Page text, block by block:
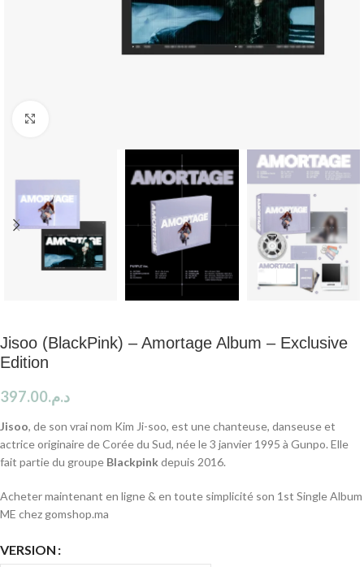
Jisoo (BlackPink) – Amortage Album – Exclusive
Edition
د.م.397.00
Jisoo, de son vrai nom Kim Ji-soo, est une chanteuse, danseuse et
actrice originaire de Corée du Sud, née le 3 janvier 1995 à Gunpo. Elle
fait partie du groupe Blackpinkdepuis 2016.
Acheter maintenant en ligne & en toute simplicité son 1st Single Album
ME chez gomshop.ma
VERSION